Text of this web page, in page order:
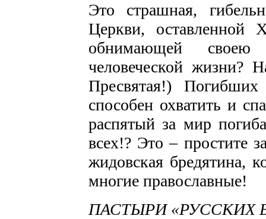
Это страшная,
Церкви, оставленной
обнимающей своею
человеческой жизни?
Пресвятая!)
способен охватить и
распятый за мир
всех!? Это – простите
жидовская бредятина,
многие православные!
ПАСТЫРИ «РУССКИХ